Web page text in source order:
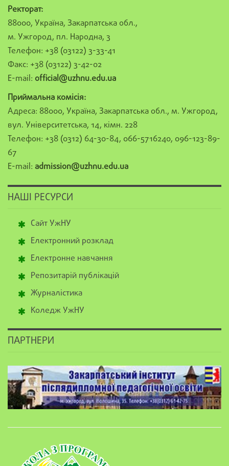
Ректорат:
88000, Україна, Закарпатська обл.,
м. Ужгород, пл. Народна, 3
Телефон: +38 (03122) 3-33-41
Факс: +38 (03122) 3-42-02
E-mail: official@uzhnu.edu.ua
Приймальна комісія:
Адреса: 88000, Україна, Закарпатська обл., м. Ужгород,
вул. Університетська, 14, кімн. 228
Телефон: +38 (0312) 64-30-84, 066-5716240, 096-123-89-
67
E-mail: admission@uzhnu.edu.ua
НАШІ РЕСУРСИ
Сайт УжНУ
Електронний розклад
Електронне навчання
Репозитарій публікацій
Журналістика
Коледж УжНУ
ПАРТНЕРИ